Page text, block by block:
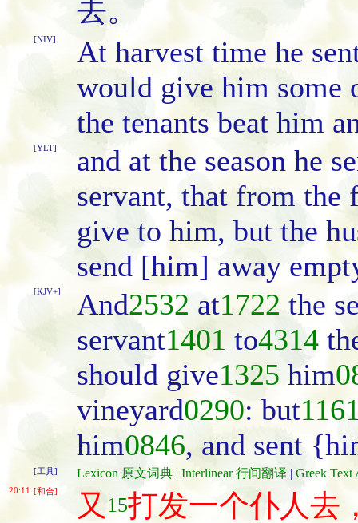
去。
[NIV]
At harvest time he
would give him some
the tenants beat him
[YLT]
and at the season he
servant, that from
give to him, but the
send [him] away
[KJV+] And2532 at1722 the
servant1401 to4314
should give1325 him
vineyard0290: but
him0846, and sent
[工具] Lexicon 原文词典 | Interlinear 行间翻译 | Greek
20:11 [和合] 又 15打发一个仆人去